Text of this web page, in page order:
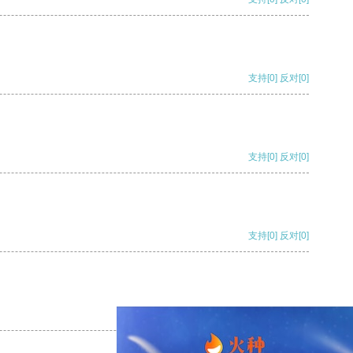
支持[0] 反对[0]
支持[0] 反对[0]
支持[0] 反对[0]